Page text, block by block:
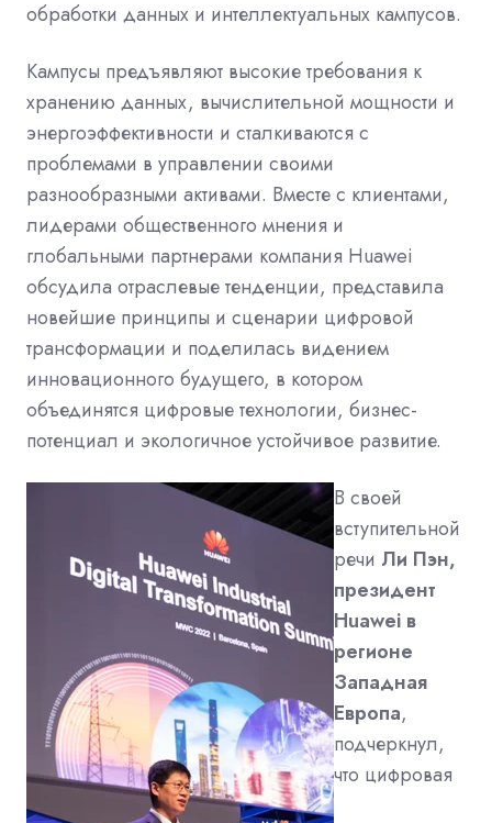
обработки данных и интеллектуальных кампусов.
Кампусы предъявляют высокие требования к
хранению данных, вычислительной мощности и
энергоэффективности и сталкиваются с
проблемами в управлении своими
разнообразными активами. Вместе с клиентами,
лидерами общественного мнения и
глобальными партнерами компания Huawei
обсудила отраслевые тенденции, представила
новейшие принципы и сценарии цифровой
трансформации и поделилась видением
инновационного будущего, в котором
объединятся цифровые технологии, бизнес-
потенциал и экологичное устойчивое развитие.
В своей
вступительной
речи Ли Пэн,
президент
Huawei в
регионе
Западная
Европа,
подчеркнул,
что цифровая